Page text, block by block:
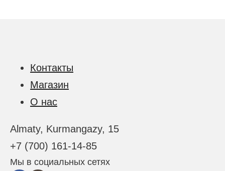
Контакты
Магазин
О нас
Almaty, Kurmangazy, 15
+7 (700) 161-14-85
Мы в социальных сетях